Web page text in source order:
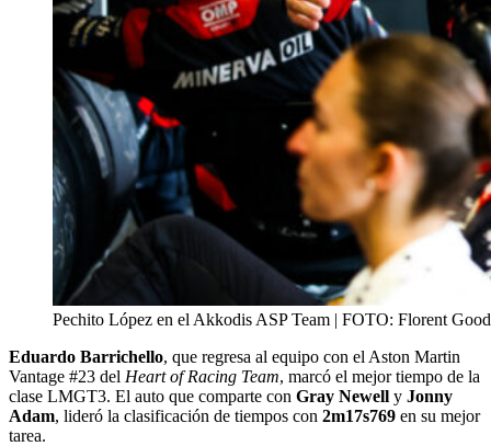
Pechito López en el Akkodis ASP Team | FOTO: Florent
Eduardo Barrichello, que regresa al equipo con el Aston Martin
Vantage #23 del Heart of Racing Team, marcó el mejor tiempo de la
clase LMGT3. El auto que comparte con Gray Newell y Jonny
Adam, lideró la clasificación de tiempos con 2m17s769 en su mejor
tarea.